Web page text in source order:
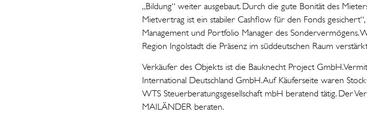
„Bildung“ weiter ausgebaut. Durch die gute Bonität des
Mietvertrag ist ein stabiler Cashflow für den Fonds
Management und Portfolio Manager des Sondervermögens.
Region Ingolstadt die Präsenz im süddeutschen Raum
Verkäufer des Objekts ist die Bauknecht Project GmbH.
International Deutschland GmbH. Auf Käuferseite waren
WTS Steuerberatungsgesellschaft mbH beratend tätig. Der
MAILÄNDER beraten.